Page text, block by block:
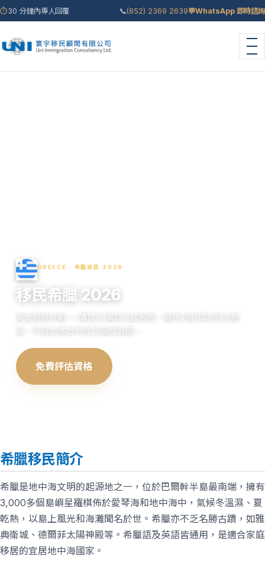
⏱30 分鐘內專人回覆 📞(852) 2369 2639💬WhatsApp 即時諮詢
GREECE · 希臘移民 2026
移民希臘 2026
黃金簽證計劃 — 購買40萬歐元起房產，最快2個月取得5年居
留，可自由進出申根29個成員國。
免費評估資格
希臘移民簡介
希臘是地中海文明的起源地之一，位於巴爾幹半島最南端，擁有
3,000多個島嶼星羅棋佈於愛琴海和地中海中，氣候冬溫濕、夏
乾熱，以島上風光和海灘聞名於世。希臘亦不乏名勝古蹟，如雅
典衛城、德爾菲太陽神殿等。希臘語及英語皆通用，是適合家庭
移居的宜居地中海國家。